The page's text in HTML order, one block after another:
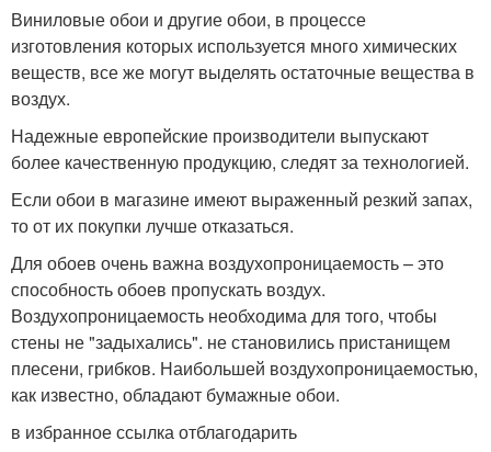
Виниловые обои и другие обои, в процессе
изготовления которых используется много химических
веществ, все же могут выделять остаточные вещества в
воздух.
Надежные европейские производители выпускают
более качественную продукцию, следят за технологией.
Если обои в магазине имеют выраженный резкий запах,
то от их покупки лучше отказаться.
Для обоев очень важна воздухопроницаемость – это
способность обоев пропускать воздух.
Воздухопроницаемость необходима для того, чтобы
стены не "задыхались". не становились пристанищем
плесени, грибков. Наибольшей воздухопроницаемостью,
как известно, обладают бумажные обои.
в избранное ссылка отблагодарить